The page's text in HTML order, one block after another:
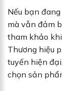
Nếu bạn
mà vẫn đảm
tham khảo
Thương hiệu
tuyến hiện
chọn sản